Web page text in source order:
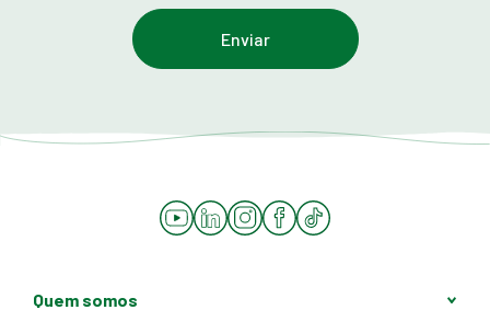
YouTube
LinkedInInstagramFacebook
Tiktok
Quem somos